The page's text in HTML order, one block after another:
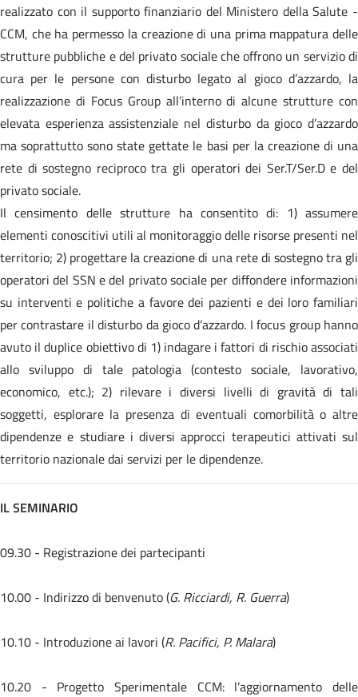
realizzato con il supporto finanziario del Ministero della Salute -
CCM, che ha permesso la creazione di una prima mappatura delle
strutture pubbliche e del privato sociale che offrono un servizio di
cura per le persone con disturbo legato al gioco d’azzardo, la
realizzazione di Focus Group all’interno di alcune strutture con
elevata esperienza assistenziale nel disturbo da gioco d’azzardo
ma soprattutto sono state gettate le basi per la creazione di una
rete di sostegno reciproco tra gli operatori dei Ser.T/Ser.D e del
privato sociale.
Il censimento delle strutture ha consentito di: 1) assumere
elementi conoscitivi utili al monitoraggio delle risorse presenti nel
territorio; 2) progettare la creazione di una rete di sostegno tra gli
operatori del SSN e del privato sociale per diffondere informazioni
su interventi e politiche a favore dei pazienti e dei loro familiari
per contrastare il disturbo da gioco d’azzardo. I focus group hanno
avuto il duplice obiettivo di 1) indagare i fattori di rischio associati
allo sviluppo di tale patologia (contesto sociale, lavorativo,
economico, etc.); 2) rilevare i diversi livelli di gravità di tali
soggetti, esplorare la presenza di eventuali comorbilità o altre
dipendenze e studiare i diversi approcci terapeutici attivati sul
territorio nazionale dai servizi per le dipendenze.
IL SEMINARIO
09.30 - Registrazione dei partecipanti
10.00 - Indirizzo di benvenuto (G. Ricciardi, R. Guerra)
10.10 - Introduzione ai lavori (R. Pacifici, P. Malara)
10.20 - Progetto Sperimentale CCM: l’aggiornamento delle